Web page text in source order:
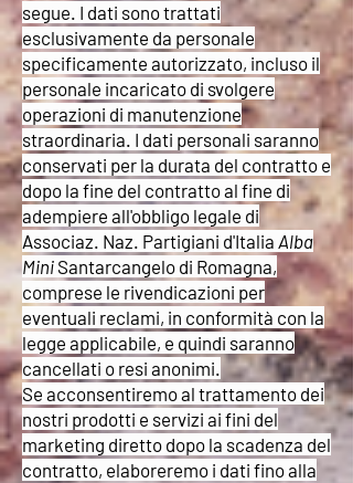
segue. I dati sono trattati
esclusivamente da personale
specificamente autorizzato, incluso il
personale incaricato di svolgere
operazioni di manutenzione
straordinaria. I dati personali saranno
conservati per la durata del contratto e
dopo la fine del contratto al fine di
adempiere all'obbligo legale di
Associaz. Naz. Partigiani d'Italia Alba
Mini Santarcangelo di Romagna,
comprese le rivendicazioni per
eventuali reclami, in conformità con la
legge applicabile, e quindi saranno
cancellati o resi anonimi.
Se acconsentiremo al trattamento dei
nostri prodotti e servizi ai fini del
marketing diretto dopo la scadenza del
contratto, elaboreremo i dati fino alla